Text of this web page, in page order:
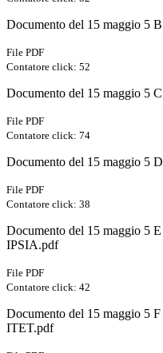
Documento del 15 maggio 5
File PDF
Contatore click: 52
Documento del 15 maggio 5
File PDF
Contatore click: 74
Documento del 15 maggio 5
File PDF
Contatore click: 38
Documento del 15 maggio 5
IPSIA.pdf
File PDF
Contatore click: 42
Documento del 15 maggio 5
ITET.pdf